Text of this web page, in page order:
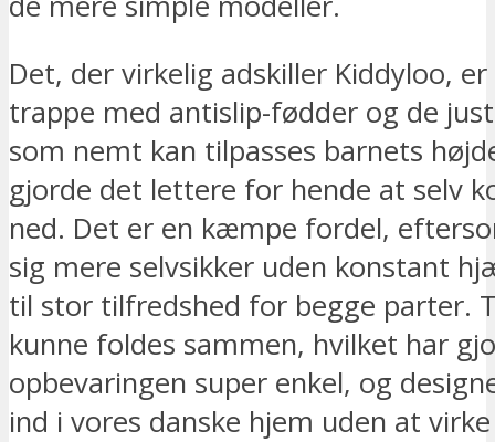
Det, der virkelig adskiller Kiddyloo,
trappe med antislip-fødder og de
som nemt kan tilpasses barnets
gjorde det lettere for hende at selv
ned. Det er en kæmpe fordel,
sig mere selvsikker uden konstant
til stor tilfredshed for begge parter.
kunne foldes sammen, hvilket har
opbevaringen super enkel, og
ind i vores danske hjem uden at